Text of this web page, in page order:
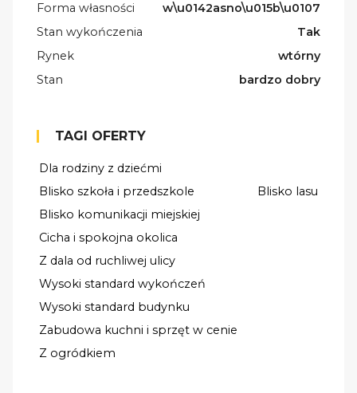
Forma własności
w\u0142asno\u015b\u0107
Stan wykończenia
Tak
Rynek
wtórny
Stan
bardzo dobry
TAGI OFERTY
Dla rodziny z dziećmi
Blisko szkoła i przedszkole
Blisko lasu
Blisko komunikacji miejskiej
Cicha i spokojna okolica
Z dala od ruchliwej ulicy
Wysoki standard wykończeń
Wysoki standard budynku
Zabudowa kuchni i sprzęt w cenie
Z ogródkiem